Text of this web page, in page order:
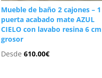
Mueble de baño 2 cajones – 1
puerta acabado mate AZUL
CIELO con lavabo resina 6 cm
grosor
Desde610.00€